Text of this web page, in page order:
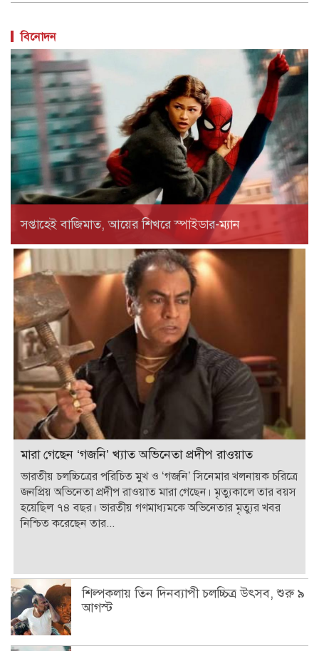
বিনোদন
সপ্তাহেই বাজিমাত, আয়ের শিখরে স্পাইডার-ম্যান
মারা গেছেন ‘গজনি’ খ্যাত অভিনেতা প্রদীপ রাওয়াত
ভারতীয় চলচ্চিত্রের পরিচিত মুখ ও ‘গজনি’ সিনেমার খলনায়ক চরিত্রে
জনপ্রিয় অভিনেতা প্রদীপ রাওয়াত মারা গেছেন। মৃত্যুকালে তার বয়স
হয়েছিল ৭৪ বছর। ভারতীয় গণমাধ্যমকে অভিনেতার মৃত্যুর খবর
নিশ্চিত করেছেন তার...
শিল্পকলায় তিন দিনব্যাপী চলচ্চিত্র উৎসব, শুরু ৯
আগস্ট